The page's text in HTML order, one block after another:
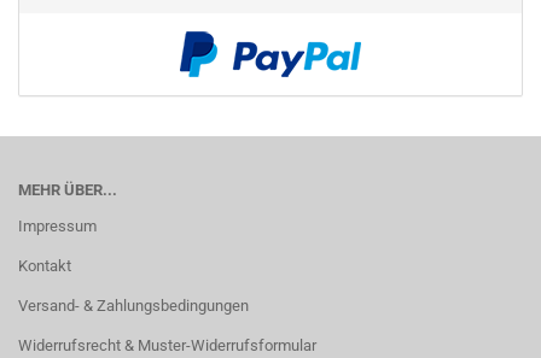
MEHR ÜBER...
Impressum
Kontakt
Versand- & Zahlungsbedingungen
Widerrufsrecht & Muster-Widerrufsformular